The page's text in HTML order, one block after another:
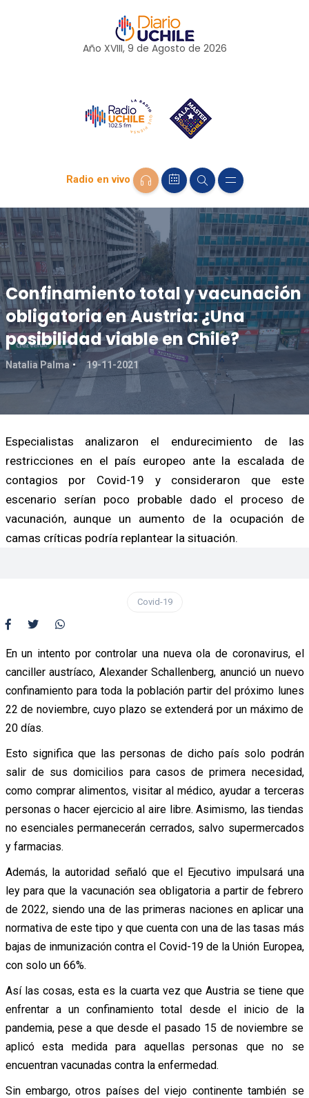
Año XVIII, 9 de Agosto de 2026
Radio en vivo
Confinamiento total y vacunación
obligatoria en Austria: ¿Una
posibilidad viable en Chile?
Natalia Palma 19-11-2021
Especialistas analizaron el endurecimiento de las
restricciones en el país europeo ante la escalada de
contagios por Covid-19 y consideraron que este
escenario serían poco probable dado el proceso de
vacunación, aunque un aumento de la ocupación de
camas críticas podría replantear la situación.
Covid-19
En un intento por controlar una nueva ola de coronavirus, el
canciller austríaco, Alexander Schallenberg, anunció un nuevo
confinamiento para toda la población partir del próximo lunes
22 de noviembre, cuyo plazo se extenderá por un máximo de
20 días.
Esto significa que las personas de dicho país solo podrán
salir de sus domicilios para casos de primera necesidad,
como comprar alimentos, visitar al médico, ayudar a terceras
personas o hacer ejercicio al aire libre. Asimismo, las tiendas
no esenciales permanecerán cerrados, salvo supermercados
y farmacias.
Además, la autoridad señaló que el Ejecutivo impulsará una
ley para que la vacunación sea obligatoria a partir de febrero
de 2022, siendo una de las primeras naciones en aplicar una
normativa de este tipo y que cuenta con una de las tasas más
bajas de inmunización contra el Covid-19 de la Unión Europea,
con solo un 66%.
Así las cosas, esta es la cuarta vez que Austria se tiene que
enfrentar a un confinamiento total desde el inicio de la
pandemia, pese a que desde el pasado 15 de noviembre se
aplicó esta medida para aquellas personas que no se
encuentran vacunadas contra la enfermedad.
Sin embargo, otros países del viejo continente también se